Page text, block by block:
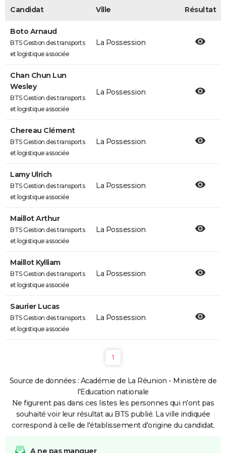
Candidat Ville Résultat
Boto Arnaud
BTS Gestion des transports
et logistique associée
La Possession
Chan Chun Lun
Wesley
BTS Gestion des transports
et logistique associée
La Possession
Chereau Clément
BTS Gestion des transports
et logistique associée
La Possession
Lamy Ulrich
BTS Gestion des transports
et logistique associée
La Possession
Maillot Arthur
BTS Gestion des transports
et logistique associée
La Possession
Maillot Kylliam
BTS Gestion des transports
et logistique associée
La Possession
Saurier Lucas
BTS Gestion des transports
et logistique associée
La Possession
1
Source de données : Académie de La Réunion - Ministère de
l'Education nationale
Ne figurent pas dans ces listes les personnes qui n'ont pas
souhaité voir leur résultat au BTS publié. La ville indiquée
correspond à celle de l'établissement d'origine du candidat.
A ne pas manquer